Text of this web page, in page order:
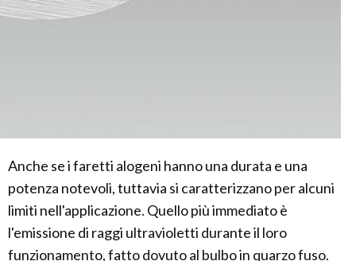
Anche se i faretti alogeni hanno una durata e una
potenza notevoli, tuttavia si caratterizzano per alcuni
limiti nell'applicazione. Quello più immediato è
l'emissione di raggi ultravioletti durante il loro
funzionamento, fatto dovuto al bulbo in quarzo fuso.